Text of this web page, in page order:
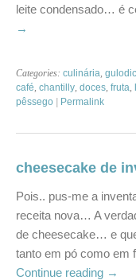
leite condensado… é
→
Categories: culinária
café chantilly doces fruta
pêssego | Permalink
cheesecake de
Pois.. pus-me a
receita nova… A
de cheesecake… e
tanto em pó como
Continue reading →